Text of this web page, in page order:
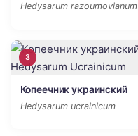
Hedysarum razoumovianum
3
Копеечник украинский
Hedysarum ucrainicum